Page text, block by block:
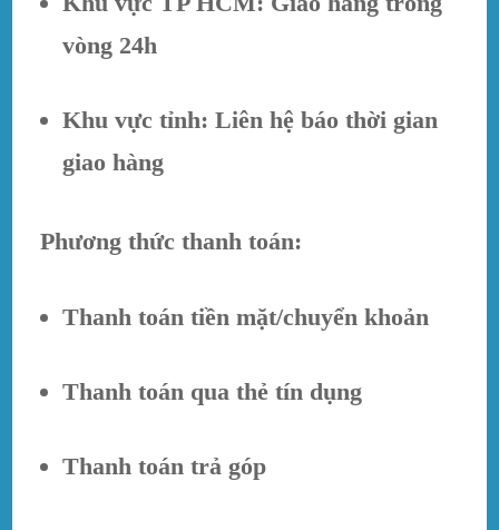
vòng 24h
Khu vực tỉnh: Liên hệ báo thời gian
giao hàng
Phương thức thanh toán:
Thanh toán tiền mặt/chuyển khoản
Thanh toán qua thẻ tín dụng
Thanh toán trả góp